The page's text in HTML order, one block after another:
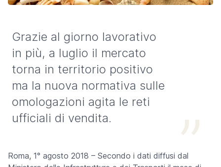
Grazie al giorno lavorativo
in più, a luglio il mercato
torna in territorio positivo
ma la nuova normativa sulle
omologazioni agita le reti
ufficiali di vendita.
Roma, 1° agosto 2018 – Secondo i dati diffusi dal